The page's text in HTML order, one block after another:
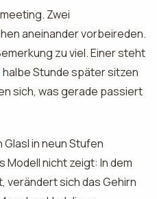
Zwei
aneinander vorbeireden.
zu viel. Einer steht
halbe Stunde später sitzen
sich, was gerade passiert
in neun Stufen
Modell nicht zeigt: In dem
verändert sich das Gehirn